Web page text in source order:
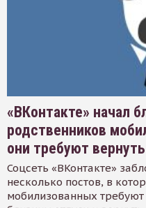
«ВКонтакте» начал
родственников
они требуют
Соцсеть «ВКонтакте»
несколько постов, в
мобилизованных